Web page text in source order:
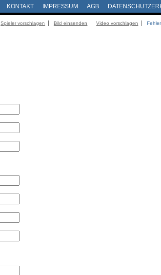
KONTAKT IMPRESSUM AGB
Spieler vorschlagen Bild einsenden Video vorschlagen